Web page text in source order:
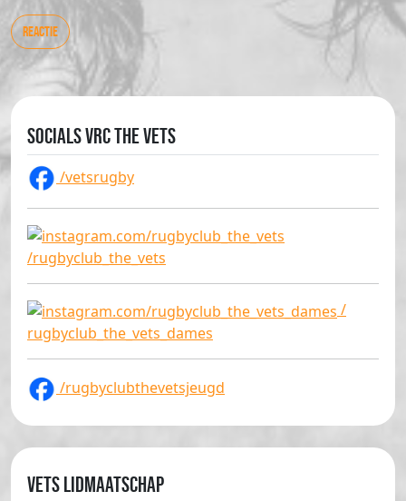
Socials VRC The Vets
/vetsrugby
/rugbyclub_the_vets
/
rugbyclub_the_vets_dames
/rugbyclubthevetsjeugd
Vets lidmaatschap